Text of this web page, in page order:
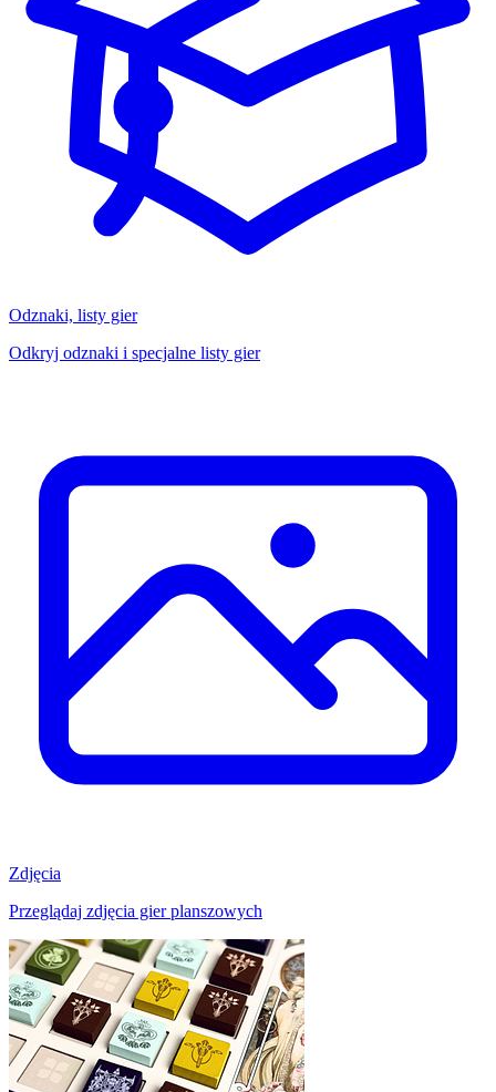
Odznaki, listy gier
Odkryj odznaki i specjalne listy gier
Zdjęcia
Przeglądaj zdjęcia gier planszowych